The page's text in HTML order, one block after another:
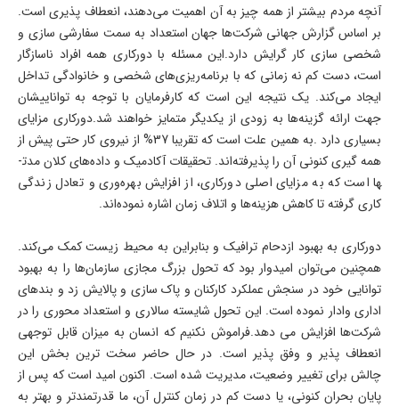
آنچه مردم بیشتر از همه چیز به آن اهمیت می­‌دهند، انعطاف­ پذیری است.
بر اساس گزارش جهانی شرکت‌ها جهان استعداد به سمت سفارشی­ سازی و
شخصی­ سازی کار گرایش دارد.این مسئله با دورکاری همه افراد ناسازگار
است، دست­ کم نه زمانی که با برنامه‌­ریزی­‌های شخصی و خانوادگی تداخل
ایجاد می­‌کند. یک نتیجه این است که کارفرمایان با توجه به توانایی­شان
جهت ارائه گزینه­‌ها به زودی از یکدیگر متمایز خواهند شد.دورکاری مزایای
بسیاری دارد .به همین علت است که تقریبا 37% از نیروی کار حتی پیش از
همه­ گیری کنونی آن را پذیرفته‌­اند. تحقیقات آکادمیک و داده‌­های کلان مدت­
ها است که به مزایای اصلی دورکاری، از افزایش بهره­‌وری و تعادل زندگی
کاری گرفته تا کاهش هزینه‌­ها و اتلاف زمان اشاره نموده‌­اند.
دورکاری به بهبود ازدحام ترافیک و بنابراین به محیط­ زیست کمک می‌­کند.
همچنین می‌­توان امیدوار بود که تحول بزرگ مجازی سازمان­‌ها را به بهبود
توانایی خود در سنجش عملکرد کارکنان و پاک سازی و پالایش زد و بندهای
اداری وادار نموده است. این تحول شایسته ­سالاری و استعداد محوری را در
شرکت­‌ها افزایش می دهد.فراموش نکنیم که انسان به میزان قابل­ توجهی
انعطاف­ پذیر و وفق­ پذیر است. در حال حاضر سخت ­ترین بخش این
چالش برای تغییر وضعیت، مدیریت شده است. اکنون امید است که پس از
پایان بحران کنونی، یا دست­ کم در زمان کنترل آن، ما قدرتمندتر و بهتر به